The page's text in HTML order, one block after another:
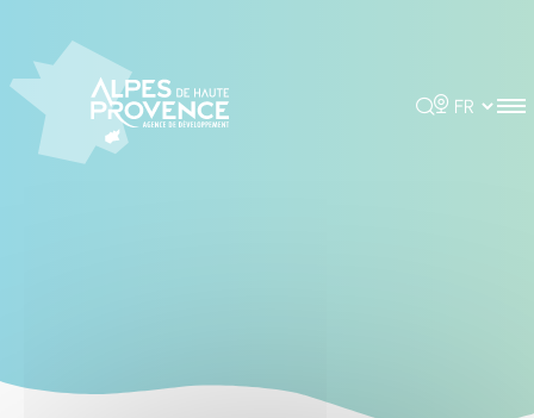
Rechercher
Choisir la